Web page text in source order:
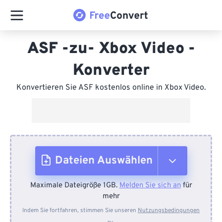
ASF -zu- Xbox Video -
Konverter
Konvertieren Sie ASF kostenlos online in Xbox Video.
Dateien Auswählen
Vom Gerät
Maximale Dateigröße 1GB.Melden Sie sich anfür
mehr
Indem Sie fortfahren, stimmen Sie unseren Nutzungsbedingungen